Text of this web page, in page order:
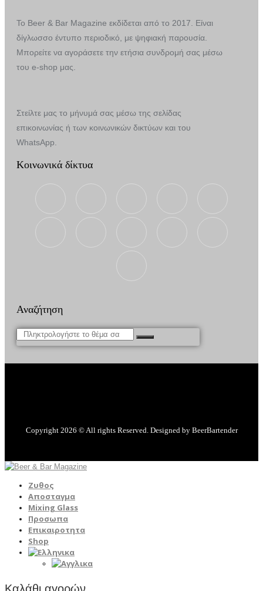
Το Beer & Bar Magazine εκδίδεται από το 2017. Είναι
δίγλωσσο έντυπο περιοδικό, με ψηφιακή παρουσία.
Μπορείτε να αγοράσετε την ετήσια συνδρομή σας μέσω
του e-shop μας.
Στείλτε μας το μήνυμά σας μέσω της σελίδας
επικοινωνίας ή των κοινωνικών δικτύων και του
WhatsApp.
Κοινωνικά δίκτυα
Αναζήτηση
Copyright 2026 © All rights Reserved. Designed by BeerBartender
Ζυθος
Αποσταγμα
Mixing Glass
Προσωπα
Επικαιροτητα
Shop